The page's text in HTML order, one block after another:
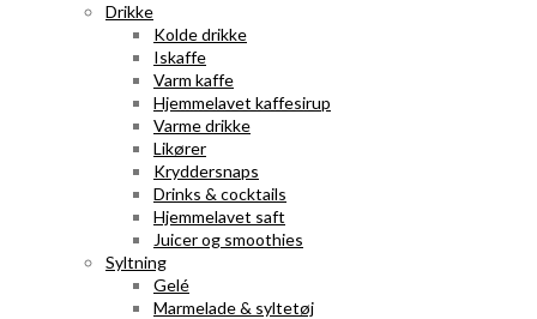
Drikke
Kolde drikke
Iskaffe
Varm kaffe
Hjemmelavet kaffesirup
Varme drikke
Likører
Kryddersnaps
Drinks & cocktails
Hjemmelavet saft
Juicer og smoothies
Syltning
Gelé
Marmelade & syltetøj